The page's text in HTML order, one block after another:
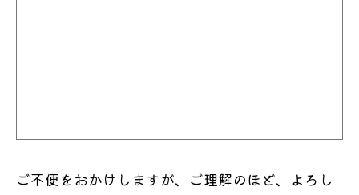
ご不便をおかけしますが、ご理解のほど、よろし